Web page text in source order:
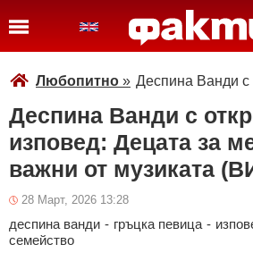
Любопитно » Деспина Ванди с
Деспина Ванди с
изповед: Децата за
важни от музиката
28 Март, 2026 13:28
деспина ванди - гръцка певица -
семейство